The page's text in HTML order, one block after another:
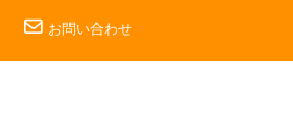
お問い合わせ